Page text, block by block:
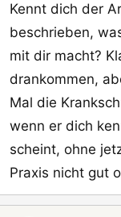
Kennt dich der
beschrieben,
mit dir macht?
drankommen,
Mal die
wenn er dich
scheint, ohne
Praxis nicht gut